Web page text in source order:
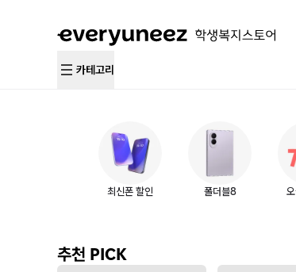
카테고리
최신폰 할인 폴더블8
추천 PICK